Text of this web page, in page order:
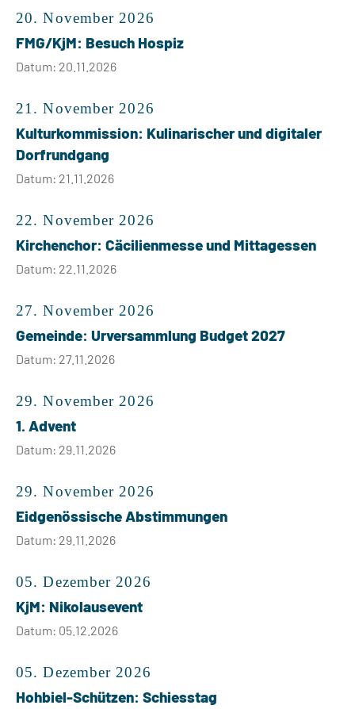
20. November 2026
FMG/KjM: Besuch Hospiz
Datum: 20.11.2026
21. November 2026
Kulturkommission: Kulinarischer und digitaler
Dorfrundgang
Datum: 21.11.2026
22. November 2026
Kirchenchor: Cäcilienmesse und Mittagessen
Datum: 22.11.2026
27. November 2026
Gemeinde: Urversammlung Budget 2027
Datum: 27.11.2026
29. November 2026
1. Advent
Datum: 29.11.2026
29. November 2026
Eidgenössische Abstimmungen
Datum: 29.11.2026
05. Dezember 2026
KjM: Nikolausevent
Datum: 05.12.2026
05. Dezember 2026
Hohbiel-Schützen: Schiesstag